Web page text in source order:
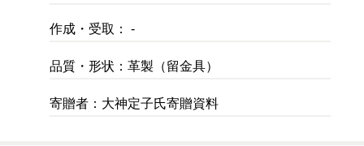
作成・受取： -
品質・形状：革製（留金具）
寄贈者：大神定子氏寄贈資料